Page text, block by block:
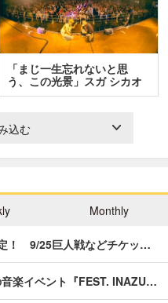
「まじ一生忘れないと思
う、この光景」スガ シカオ
と…
込む
Monthly
！ 9/25巨人戦などチケッ…
楽イベント『FEST. INAZU…